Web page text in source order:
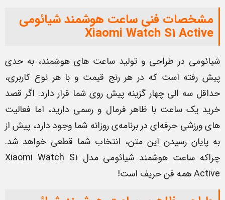
مشخصات فنی ساعت هوشمند شیائومی
Xiaomi Watch S1 Active
شیائومی در طراحی و تولید ساعت های هوشمند، به حدی
پیش رفته است که در هر رنج قیمت و با هر نوع کاربری،
حداقل سه الی چهار گزینه پیش روی شما قرار دارد. اگر قصد
خرید یک ساعت با ظاهر فرمال و رسمی دارید، اما فعالیت
های ورزشی حرفه‌ای در برنامه‌ی روزانه‌ شما وجود دارد، پیش از
به پایان رسیدن این متن، انتخاب شما قطعی خواهد شد.
چراکه ساعت هوشمند شیائومی مدل Xiaomi Watch S1
Active همه فن حریف است!